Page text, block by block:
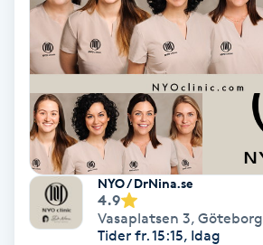
Enzympeeling
Extensions
Extensions borttagning
Eyeliner-tatueringNYO / DrNina.se
4.9
Vasaplatsen 3, Göteborg
Tider fr. 15:15, Idag